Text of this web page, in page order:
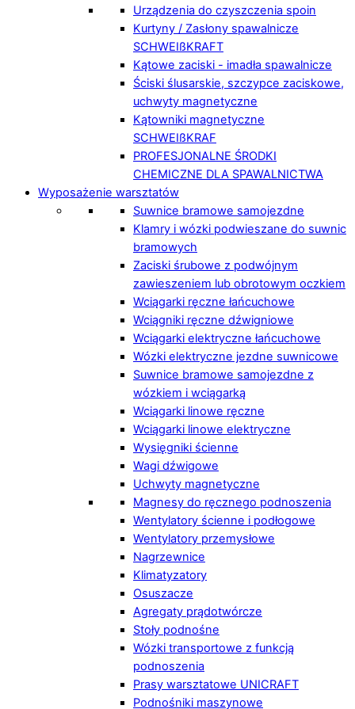
Urządzenia do czyszczenia spoin
Kurtyny / Zasłony spawalnicze
SCHWEIßKRAFT
Kątowe zaciski - imadła spawalnicze
Ściski ślusarskie, szczypce zaciskowe,
uchwyty magnetyczne
Kątowniki magnetyczne
SCHWEIßKRAF
PROFESJONALNE ŚRODKI
CHEMICZNE DLA SPAWALNICTWA
Wyposażenie warsztatów
Suwnice bramowe samojezdne
Klamry i wózki podwieszane do suwnic
bramowych
Zaciski śrubowe z podwójnym
zawieszeniem lub obrotowym oczkiem
Wciągarki ręczne łańcuchowe
Wciągniki ręczne dźwigniowe
Wciągarki elektryczne łańcuchowe
Wózki elektryczne jezdne suwnicowe
Suwnice bramowe samojezdne z
wózkiem i wciągarką
Wciągarki linowe ręczne
Wciągarki linowe elektryczne
Wysięgniki ścienne
Wagi dźwigowe
Uchwyty magnetyczne
Magnesy do ręcznego podnoszenia
Wentylatory ścienne i podłogowe
Wentylatory przemysłowe
Nagrzewnice
Klimatyzatory
Osuszacze
Agregaty prądotwórcze
Stoły podnośne
Wózki transportowe z funkcją
podnoszenia
Prasy warsztatowe UNICRAFT
Podnośniki maszynowe